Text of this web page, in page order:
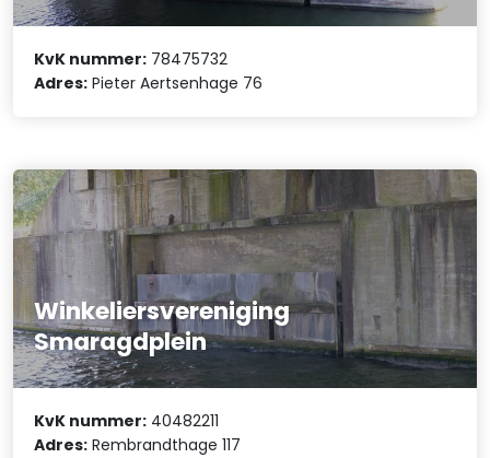
KvK nummer: 78475732
Adres: Pieter Aertsenhage 76
Winkeliersvereniging
Smaragdplein
KvK nummer: 40482211
Adres: Rembrandthage 117